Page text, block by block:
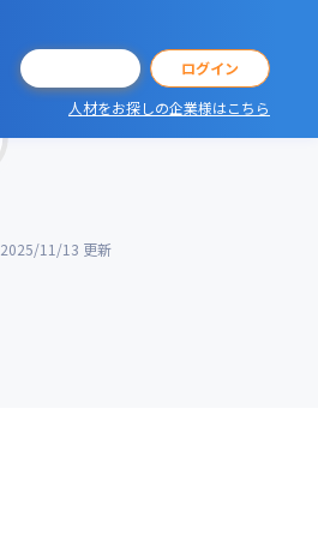
ログイン
人材をお探しの企業様はこちら
2025/11/13 更新